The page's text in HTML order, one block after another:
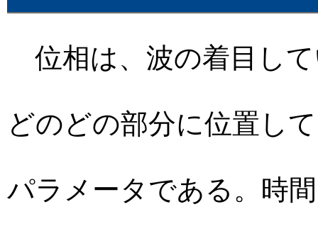
位相は、波の着目し
どのどの部分に位置し
パラメータである。時